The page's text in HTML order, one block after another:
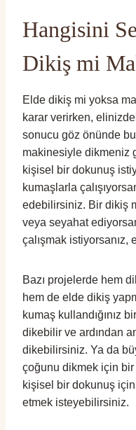
Hangisini
Dikiş mi
Elde dikiş mi yoksa
karar verirken,
sonucu göz önünde
makinesiyle dikmeniz
kişisel bir dokunuş
kumaşlarla
edebilirsiniz. Bir dikiş
veya seyahat
çalışmak istiyorsanız,
Bazı projelerde hem
hem de elde dikiş
kumaş kullandığınız
dikebilir ve ardından
dikebilirsiniz. Ya da
çoğunu dikmek için
kişisel bir dokunuş
etmek isteyebilirsiniz.